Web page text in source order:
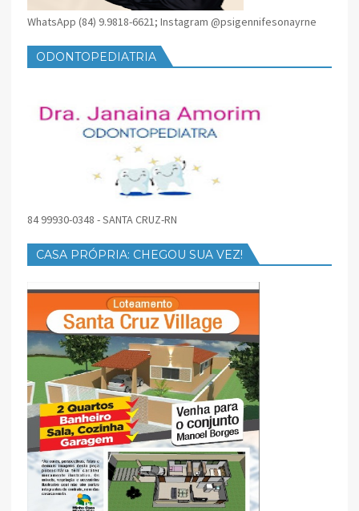
WhatsApp (84) 9.9818-6621; Instagram @psigennifesonayrne
ODONTOPEDIATRIA
84 99930-0348 - SANTA CRUZ-RN
CASA PRÓPRIA: CHEGOU SUA VEZ!